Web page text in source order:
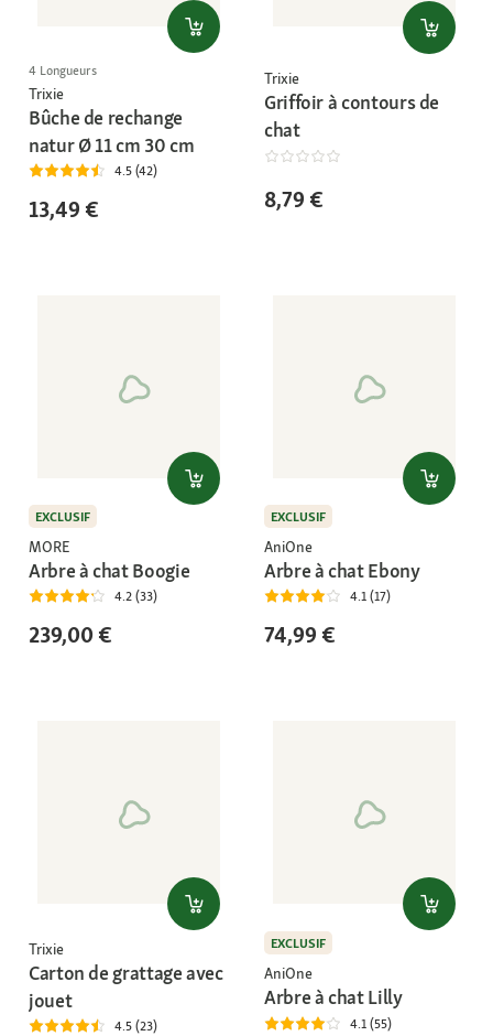
4 Longueurs
Trixie
Bûche de rechange
natur Ø 11 cm 30 cm
4.5 (42)
13,49 €
Trixie
Griffoir à contours de
chat
8,79 €
EXCLUSIF
MORE
Arbre à chat Boogie
4.2 (33)
239,00 €
EXCLUSIF
AniOne
Arbre à chat Ebony
4.1 (17)
74,99 €
Trixie
Carton de grattage avec
jouet
4.5 (23)
EXCLUSIF
AniOne
Arbre à chat Lilly
4.1 (55)